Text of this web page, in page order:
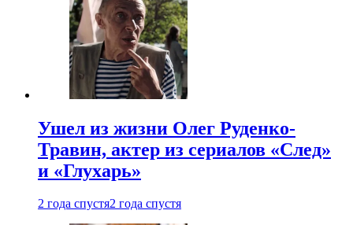
Ушел из жизни Олег Руденко-
Травин, актер из сериалов «След»
и «Глухарь»
2 года спустя2 года спустя